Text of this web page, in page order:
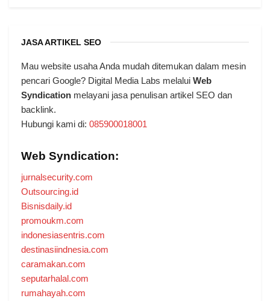
JASA ARTIKEL SEO
Mau website usaha Anda mudah ditemukan dalam mesin
pencari Google? Digital Media Labs melalui Web
Syndication melayani jasa penulisan artikel SEO dan
backlink.
Hubungi kami di: 085900018001
Web Syndication:
jurnalsecurity.com
Outsourcing.id
Bisnisdaily.id
promoukm.com
indonesiasentris.com
destinasiindnesia.com
caramakan.com
seputarhalal.com
rumahayah.com